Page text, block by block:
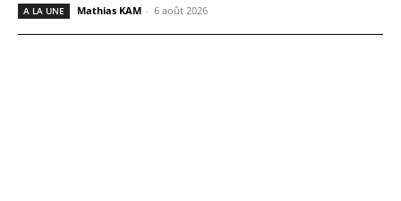
A LA UNE Mathias KAM - 6 août 2026